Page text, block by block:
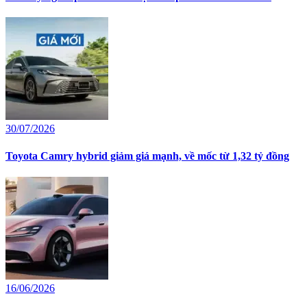
30/07/2026
Toyota Camry hybrid giảm giá mạnh, về mốc từ 1,32 tỷ đồng
16/06/2026